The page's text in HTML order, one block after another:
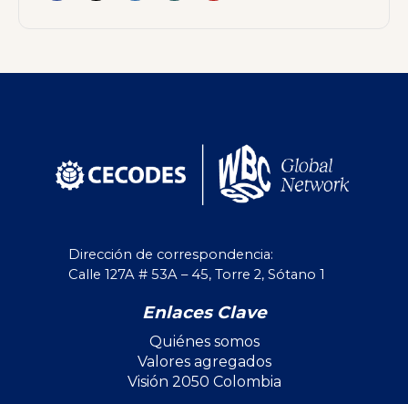
Dirección de correspondencia:
Calle 127A # 53A – 45, Torre 2, Sótano 1
Enlaces Clave
Quiénes somos
Valores agregados
Visión 2050 Colombia